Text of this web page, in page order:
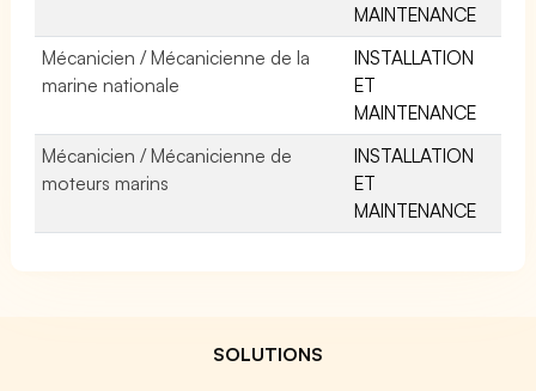
MAINTENANCE
Mécanicien / Mécanicienne de la
marine nationale
INSTALLATION
ET
MAINTENANCE
Mécanicien / Mécanicienne de
moteurs marins
INSTALLATION
ET
MAINTENANCE
SOLUTIONS